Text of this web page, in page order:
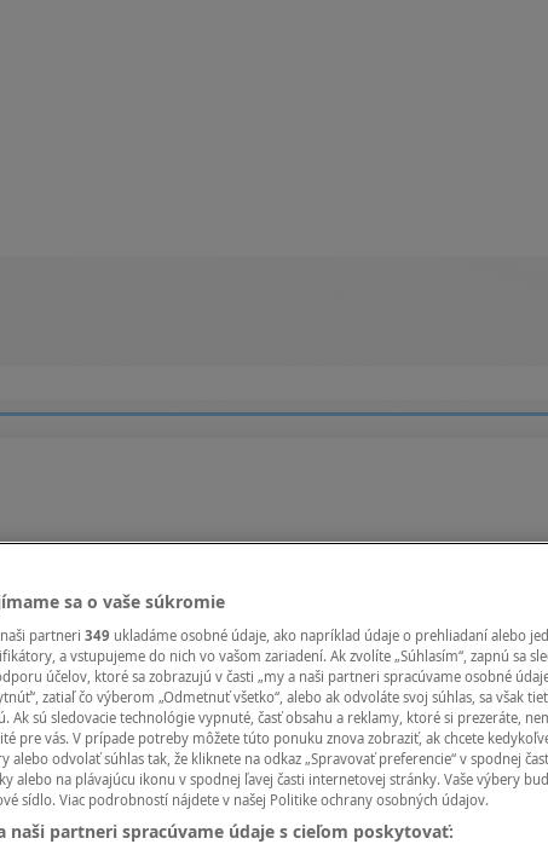
(TOP VTIP)
sa o vaše súkromie
partneri 349 ukladáme osobné údaje, ako napríklad údaje o prehliadaní alebo
a vstupujeme do nich vo vašom zariadení. Ak zvolíte „Súhlasím“, zapnú sa
účelov, ktoré sa zobrazujú v časti „my a naši partneri spracúvame osobné
zatiaľ čo výberom „Odmetnuť všetko“, alebo ak odvoláte svoj súhlas, sa však
Ak sú sledovacie technológie vypnuté, časť obsahu a reklamy, ktoré si prezeráte,
pre vás. V prípade potreby môžete túto ponuku znova zobraziť, ak chcete
alebo odvolať súhlas tak, že kliknete na odkaz „Spravovať preferencie“ v spodnej
alebo na plávajúcu ikonu v spodnej ľavej časti internetovej stránky. Vaše výbery
sídlo. Viac podrobností nájdete v našej Politike ochrany osobných údajov.
naši partneri spracúvame údaje s cieľom poskytovať: